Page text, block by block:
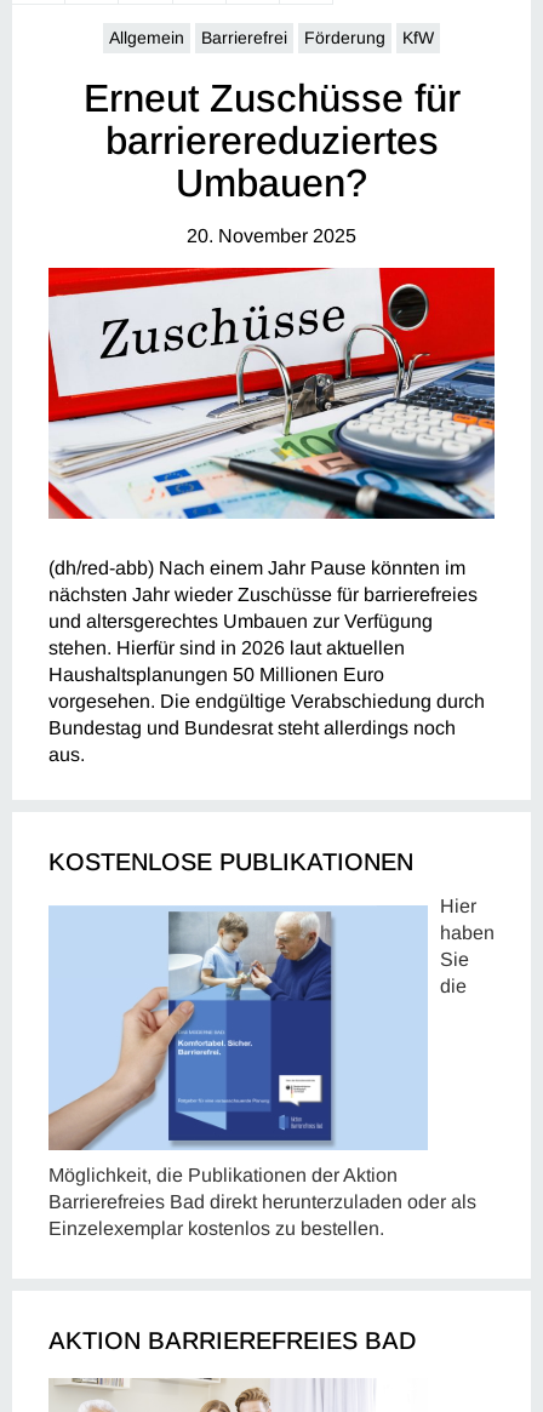
Allgemein Barrierefrei Förderung KfW
Erneut Zuschüsse für
barrierereduziertes
Umbauen?
20. November 2025
(dh/red-abb) Nach einem Jahr Pause könnten im
nächsten Jahr wieder Zuschüsse für barrierefreies
und altersgerechtes Umbauen zur Verfügung
stehen. Hierfür sind in 2026 laut aktuellen
Haushaltsplanungen 50 Millionen Euro
vorgesehen. Die endgültige Verabschiedung durch
Bundestag und Bundesrat steht allerdings noch
aus.
KOSTENLOSE PUBLIKATIONEN
Hier
haben
Sie
die
Möglichkeit, die Publikationen der Aktion
Barrierefreies Bad direkt herunterzuladen oder als
Einzelexemplar kostenlos zu bestellen.
AKTION BARRIEREFREIES BAD